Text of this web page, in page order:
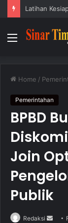
Menu
Home /
Pemerintahan
BPBD
Join
Publik
Redaksi